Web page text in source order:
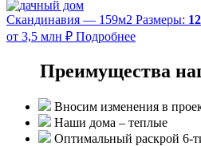
Скандинавия — 159м2 Размеры:
от 3,5 млн ₽ Подробнее
Преимущества
Вносим изменения в
Наши дома – теплые
Оптимальный раскрой 6-